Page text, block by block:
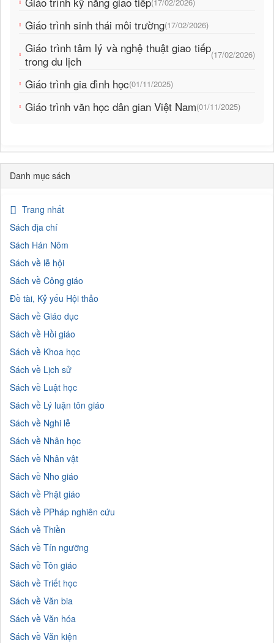
Giáo trình sinh thái môi trường(17/02/2026)
Giáo trình tâm lý và nghệ thuật giao tiếp
trong du lịch
(17/02/2026)
Giáo trình gia đình học(01/11/2025)
Giáo trình văn học dân gian Việt Nam(01/11/2025)
Danh mục sách
Trang nhất
Sách địa chí
Sách Hán Nôm
Sách về lễ hội
Sách về Công giáo
Đề tài, Kỷ yếu Hội thảo
Sách về Giáo dục
Sách về Hồi giáo
Sách về Khoa học
Sách về Lịch sử
Sách về Luật học
Sách về Lý luận tôn giáo
Sách về Nghi lễ
Sách về Nhân học
Sách về Nhân vật
Sách về Nho giáo
Sách về Phật giáo
Sách về PPháp nghiên cứu
Sách về Thiền
Sách về Tín ngưỡng
Sách về Tôn giáo
Sách về Triết học
Sách về Văn bia
Sách về Văn hóa
Sách về Văn kiện